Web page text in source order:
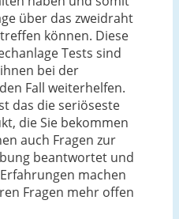
über das zweidraht
können. Diese
Tests sind
bei der
Fall weiterhelfen.
das die seriöseste
die Sie bekommen
auch Fragen zur
beantwortet und
machen
Fragen mehr offen